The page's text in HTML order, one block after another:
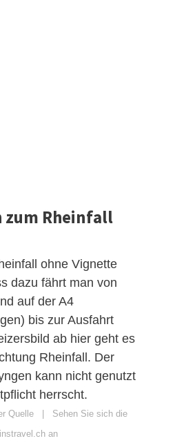
zum Rheinfall
ohne Vignette
dazu fährt man von
auf der A4
bis zur Ausfahrt
ab hier geht es
Rheinfall. Der
kann nicht genutzt
herrscht.
Quelle | Sehen Sie sich die
an